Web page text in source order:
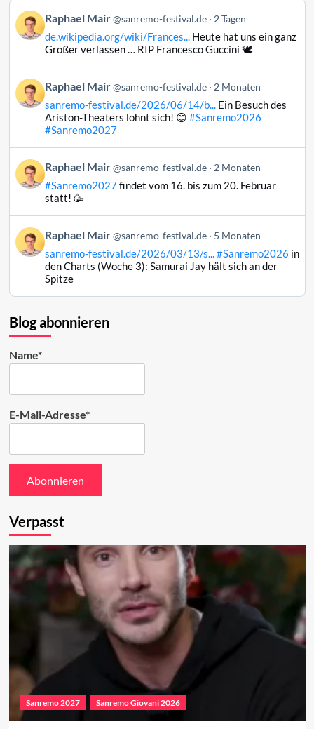
Beitrag
von
Raphael
Bluesky
ansehen
Raphael Mair @sanremo-festival.de 2 Tagen
de.wikipedia.org/wiki/Frances...Heute hat uns ein ganz
Großer verlassen … RIP Francesco Guccini 🕊️
Beitrag
von
Raphael
ansehen
Raphael Mair @sanremo-festival.de 2 Monaten
sanremo-festival.de/2026/06/14/b...Ein Besuch des
Ariston-Theaters lohnt sich! 😊 #Sanremo2026
#Sanremo2027
Beitrag
von
Raphael
Bluesky
ansehen
Raphael Mair @sanremo-festival.de 2 Monaten
#Sanremo2027findet vom 16. bis zum 20. Februar
statt! 🥳
Beitrag
von
Raphael
ansehen
Raphael Mair @sanremo-festival.de 5 Monaten
sanremo-festival.de/2026/03/13/s...#Sanremo2026 in
den Charts (Woche 3): Samurai Jay hält sich an der
Spitze
Blog abonnieren
Name*
E-Mail-Adresse*
Verpasst
Sanremo 2027 Sanremo Giovani 2026